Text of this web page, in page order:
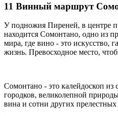
11 Винный маршрут
У подножия Пиреней, в центре
находится Сомонтано, одно из
мира, где вино - это искусство,
жизнь. Превосходное место,
Сомонтано - это калейдоскоп из
городков, великолепной
вина и сотни других прелестных